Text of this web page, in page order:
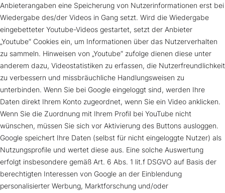
Anbieterangaben eine Speicherung von Nutzerinformationen erst bei
Wiedergabe des/der Videos in Gang setzt. Wird die Wiedergabe
eingebetteter Youtube-Videos gestartet, setzt der Anbieter
„Youtube“ Cookies ein, um Informationen über das Nutzerverhalten
zu sammeln. Hinweisen von „Youtube“ zufolge dienen diese unter
anderem dazu, Videostatistiken zu erfassen, die Nutzerfreundlichkeit
zu verbessern und missbräuchliche Handlungsweisen zu
unterbinden. Wenn Sie bei Google eingeloggt sind, werden Ihre
Daten direkt Ihrem Konto zugeordnet, wenn Sie ein Video anklicken.
Wenn Sie die Zuordnung mit Ihrem Profil bei YouTube nicht
wünschen, müssen Sie sich vor Aktivierung des Buttons ausloggen.
Google speichert Ihre Daten (selbst für nicht eingeloggte Nutzer) als
Nutzungsprofile und wertet diese aus. Eine solche Auswertung
erfolgt insbesondere gemäß Art. 6 Abs. 1 lit.f DSGVO auf Basis der
berechtigten Interessen von Google an der Einblendung
personalisierter Werbung, Marktforschung und/oder